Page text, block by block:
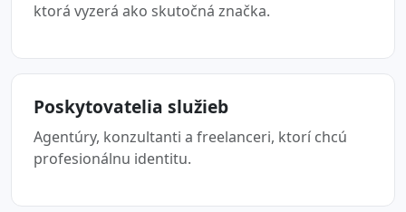
ktorá vyzerá ako skutočná značka.
Poskytovatelia služieb
Agentúry, konzultanti a freelanceri, ktorí chcú
profesionálnu identitu.